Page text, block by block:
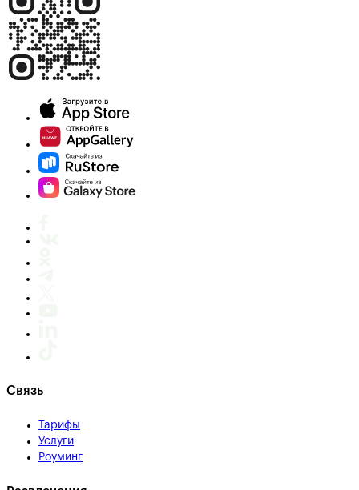
Связь
Тарифы
Услуги
Роуминг